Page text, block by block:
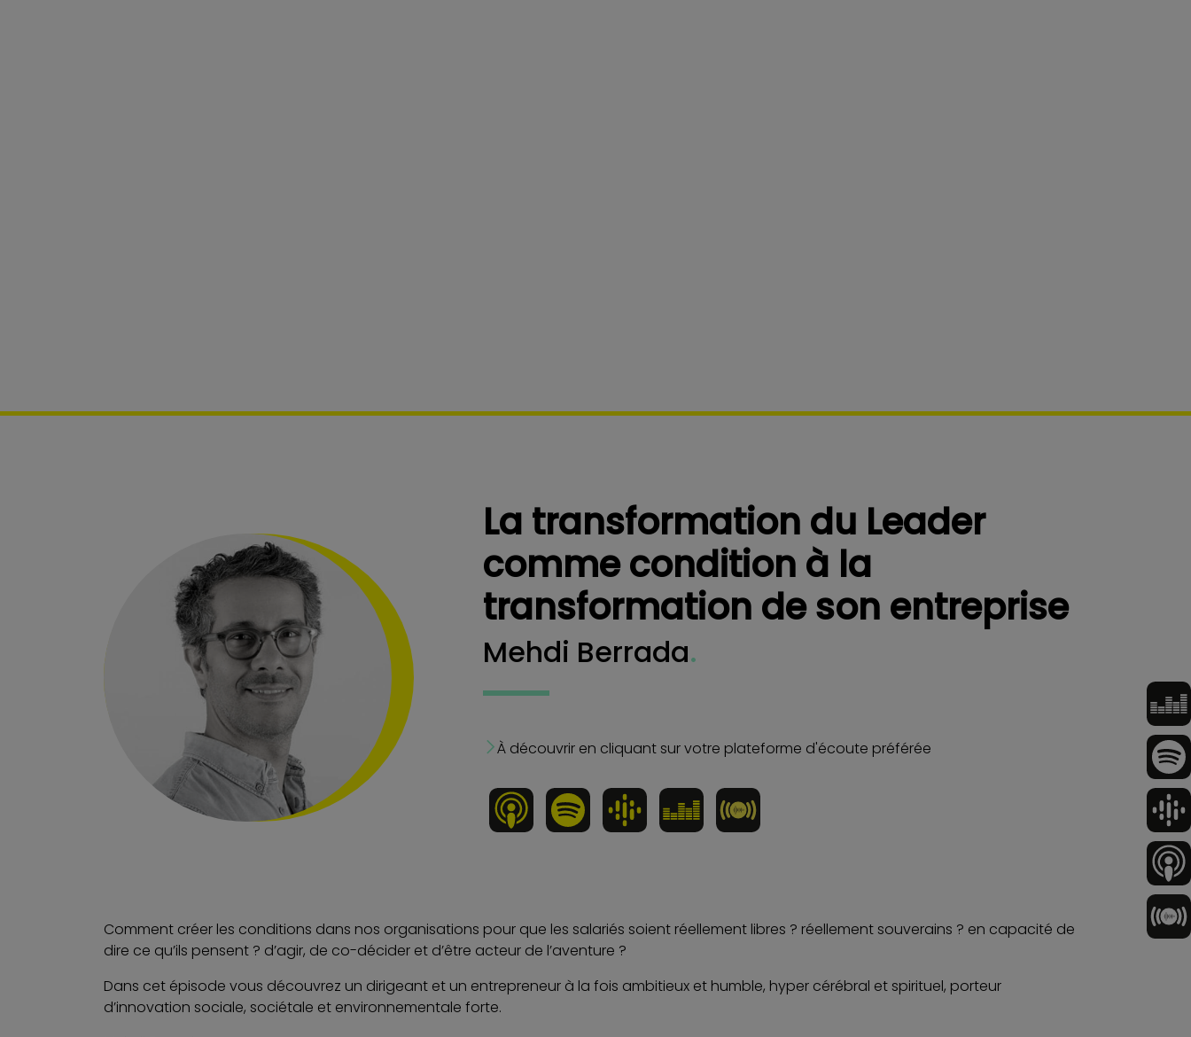
La transformation du Leader
comme condition à la
transformation de son entreprise
Mehdi Berrada.
À découvrir en cliquant sur votre plateforme d'écoute préférée
Comment créer les conditions dans nos organisations pour que les salariés soient réellement libres ? réellement souverains ? en capacité de
dire ce qu’ils pensent ? d’agir, de co-décider et d’être acteur de l’aventure ?
Dans cet épisode vous découvrez un dirigeant et un entrepreneur à la fois ambitieux et humble, hyper cérébral et spirituel, porteur
d’innovation sociale, sociétale et environnementale forte.